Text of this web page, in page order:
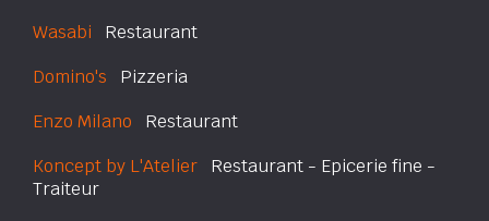
Wasabi Restaurant
Domino's Pizzeria
Enzo Milano Restaurant
Koncept by L'Atelier Restaurant - Epicerie fine -
Traiteur